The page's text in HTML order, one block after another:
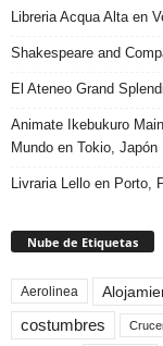
Libreria Acqua Alta en
Shakespeare and
El Ateneo Grand
Animate Ikebukuro
Mundo en Tokio, Japón
Livraria Lello en Porto,
Nube de Etiquetas
Aerolinea
costumbres